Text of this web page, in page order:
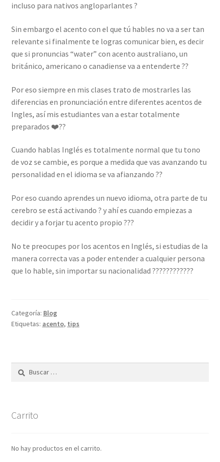
incluso para nativos angloparlantes ?
Sin embargo el acento con el que tú hables no va a ser tan
relevante si finalmente te logras comunicar bien, es decir
que si pronuncias “water” con acento australiano, un
británico, americano o canadiense va a entenderte ??
Por eso siempre en mis clases trato de mostrarles las
diferencias en pronunciación entre diferentes acentos de
Ingles, así mis estudiantes van a estar totalmente
preparados ❤️??
Cuando hablas Inglés es totalmente normal que tu tono
de voz se cambie, es porque a medida que vas avanzando tu
personalidad en el idioma se va afianzando ??
Por eso cuando aprendes un nuevo idioma, otra parte de tu
cerebro se está activando ? y ahí es cuando empiezas a
decidir y a forjar tu acento propio ???
No te preocupes por los acentos en Inglés, si estudias de la
manera correcta vas a poder entender a cualquier persona
que lo hable, sin importar su nacionalidad ????????????
Categoría: Blog
Etiquetas: acento, tips
Buscar:
Carrito
No hay productos en el carrito.